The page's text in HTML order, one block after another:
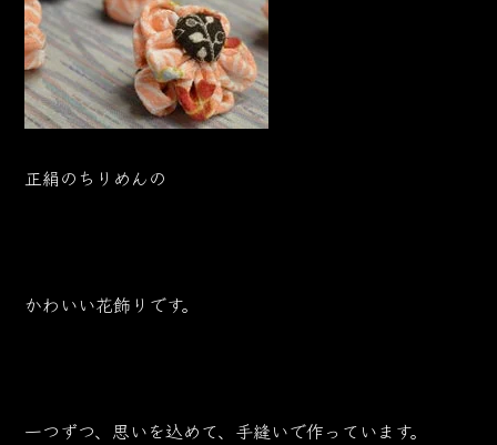
正絹のちりめんの
かわいい花飾りです。
一つずつ、思いを込めて、手縫いで作っています。